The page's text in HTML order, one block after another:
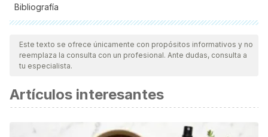
Bibliografía
Todas las fuentes citadas fueron revisadas a profundidad por
nuestro equipo, para asegurar su calidad, confiabilidad,
vigencia y validez.La bibliografía de este artículo fue
científica.
Allio, A., Calorio, C., Franchino, C., Gavello, D., Carbone, E.,
& Marcantoni, A. (2015). Bud extracts from Tilia tomentosa
Este texto se ofrece únicamente con propósitos informativos y no
reemplaza la consulta con un profesional. Ante dudas, consulta a
tu especialista.
Artículos interesantes